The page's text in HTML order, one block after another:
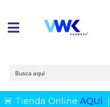
🚨 Tienda Online AQUÍ